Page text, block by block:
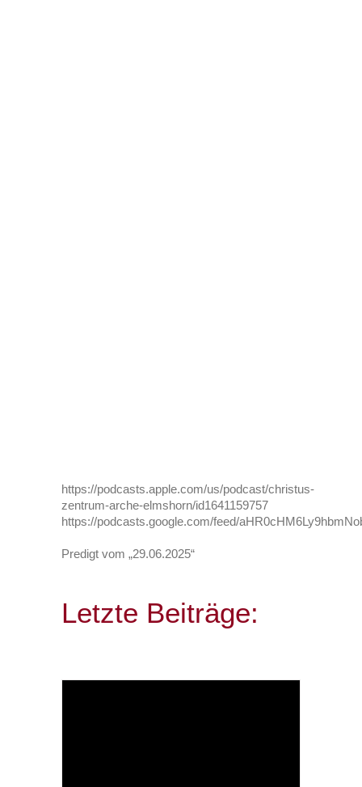
https://podcasts.apple.com/us/podcast/christus-
zentrum-arche-elmshorn/id1641159757
https://podcasts.google.com/feed/
Predigt vom „29.06.2025“
Letzte Beiträge: